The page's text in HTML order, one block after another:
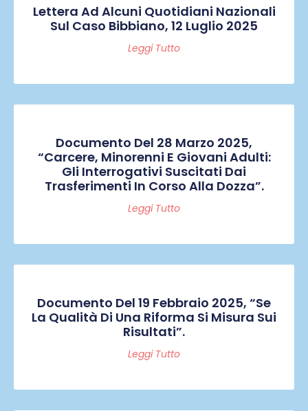
Lettera Ad Alcuni Quotidiani Nazionali
Sul Caso Bibbiano, 12 Luglio 2025
Leggi Tutto
Documento Del 28 Marzo 2025,
“Carcere, Minorenni E Giovani Adulti:
Gli Interrogativi Suscitati Dai
Trasferimenti In Corso Alla Dozza”.
Leggi Tutto
Documento Del 19 Febbraio 2025, “Se
La Qualità Di Una Riforma Si Misura Sui
Risultati”.
Leggi Tutto